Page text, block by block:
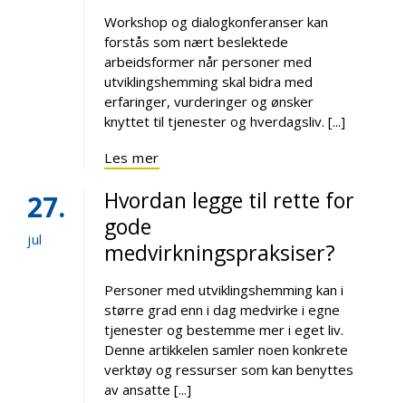
Workshop og dialogkonferanser kan
forstås som nært beslektede
arbeidsformer når personer med
utviklingshemming skal bidra med
erfaringer, vurderinger og ønsker
knyttet til tjenester og hverdagsliv. [...]
Les mer
27
jul
Hvordan legge til rette for
gode
medvirkningspraksiser?
Personer med utviklingshemming kan i
større grad enn i dag medvirke i egne
tjenester og bestemme mer i eget liv.
Denne artikkelen samler noen konkrete
verktøy og ressurser som kan benyttes
av ansatte [...]